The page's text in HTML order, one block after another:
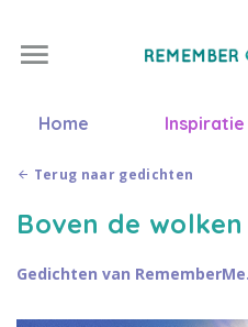
Home Inspiratie
Terug naar gedichten
Boven de wolken
Gedichten van